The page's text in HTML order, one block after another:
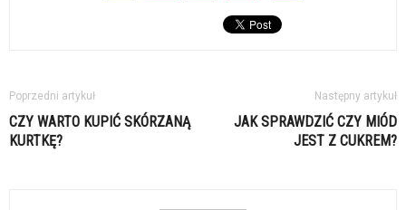
Poprzedni artykuł
CZY WARTO KUPIĆ SKÓRZANĄ
KURTKĘ?
Następny artykuł
JAK SPRAWDZIĆ CZY MIÓD
JEST Z CUKREM?